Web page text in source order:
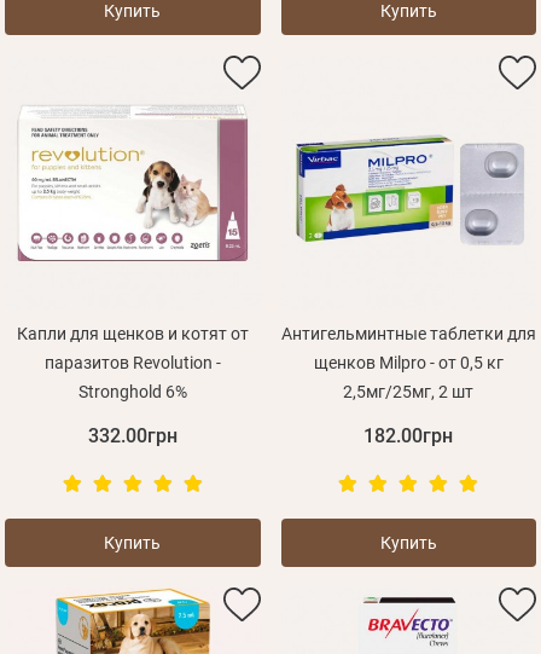
Купить Купить
Капли для щенков и котят от
паразитов Revolution -
Stronghold 6%
332.00грн
Купить
Антигельминтные таблетки для
щенков Milpro - от 0,5 кг
2,5мг/25мг, 2 шт
182.00грн
Купить